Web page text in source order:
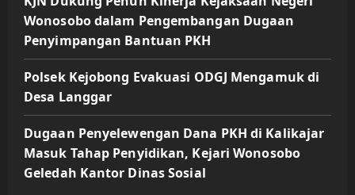
Wonosobo dalam Pengembangan Dugaan
Penyimpangan Bantuan PKH
Polsek Kejobong Evakuasi ODGJ Mengamuk di
Desa Langgar
Dugaan Penyelewengan Dana PKH di Kalikajar
Masuk Tahap Penyidikan, Kejari Wonosobo
Geledah Kantor Dinas Sosial